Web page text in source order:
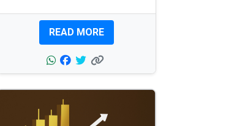
READ MORE